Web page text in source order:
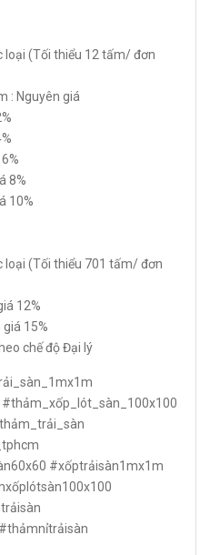
loại (Tối thiểu 12 tấm/ đơn
tấm : Nguyên giá
giá 2%
giá 4%
giá 6%
giá 8%
giá 10%
loại (Tối thiểu 701 tấm/ đơn
giá 12%
Giảm giá 15%
chế độ Đại lý
#xốptrảisàn1mx1m